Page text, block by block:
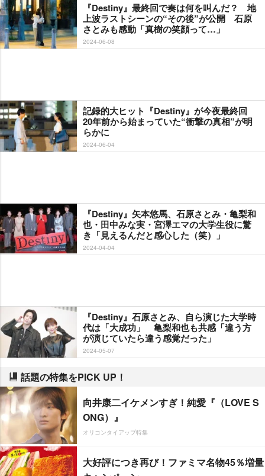
『Destiny』最終回で奏は何を叫んだ？ 地
上波ラストシーンの“その後”が公開 石原
さとみも感動「真樹の笑顔って…」
2024-06-08
記録的大ヒット『Destiny』が今夜最終回
20年前から始まっていた“衝撃の真相”が明
らかに
2024-06-04
『Destiny』矢本悠馬、石原さとみ・亀梨和
也・田中みな実・宮澤エマの大学生役に驚
き「見えるんだと感心した（笑）」
2024-04-04
『Destiny』石原さとみ、自ら演じた大学時
代は「大成功」 亀梨和也も共感「違う方
が演じていたら違う感覚だった」
2024-05-07
話題の特集をPICK UP！
向井康二イケメンすぎ！純愛『（LOVE S
ONG）』
オリコンタイアップ特集
大好評につき再び！ファミマ名物45％増量